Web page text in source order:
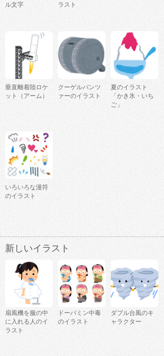
ル文字
ラスト
垂直離着陸ロケ
ット（アーム）
クーゲルパンツ
ァーのイラスト
夏のイラスト
「かき氷・いち
ご」
いろいろな漫符
のイラスト
新しいイラスト
扇風機を服の中
に入れる人のイ
ラスト
ドーパミン中毒
のイラスト
ダブル台風のキ
ャラクター